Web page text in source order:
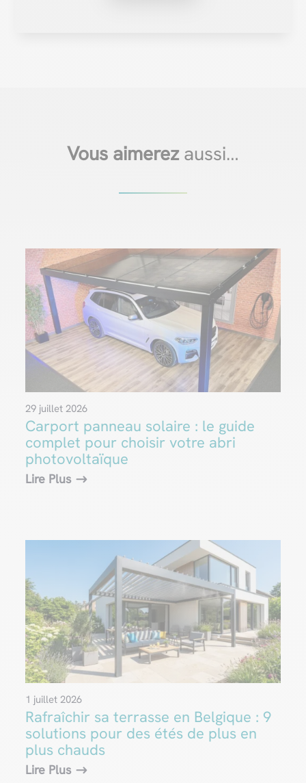
Vous aimerez aussi…
Carport panneau solaire : le guide
complet pour choisir votre abri
photovoltaïque
29 juillet 2026
Lire Plus
Rafraîchir sa terrasse en Belgique : 9
solutions pour des étés de plus en
plus chauds
1 juillet 2026
Lire Plus